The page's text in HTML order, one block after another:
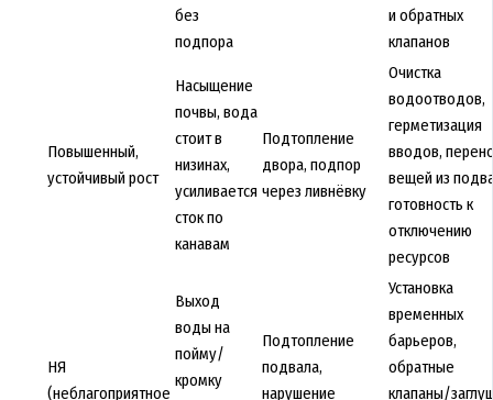
без
подпора
и обратных
клапанов
Повышенный,
устойчивый рост
Насыщение
почвы, вода
стоит в
низинах,
усиливается
сток по
канавам
Подтопление
двора, подпор
через ливнёвку
Очистка
водоотводов,
герметизация
вводов,
вещей из
готовность к
отключению
ресурсов
НЯ
(неблагоприятное
Выход
воды на
пойму/
кромку
Подтопление
подвала,
нарушение
Установка
временных
барьеров,
обратные
клапаны/